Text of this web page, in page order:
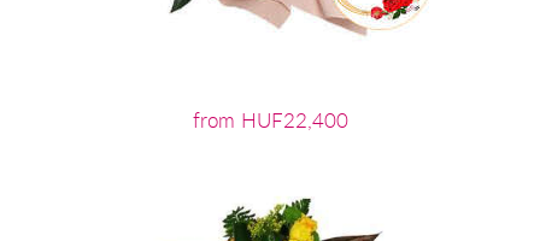
from HUF22,400